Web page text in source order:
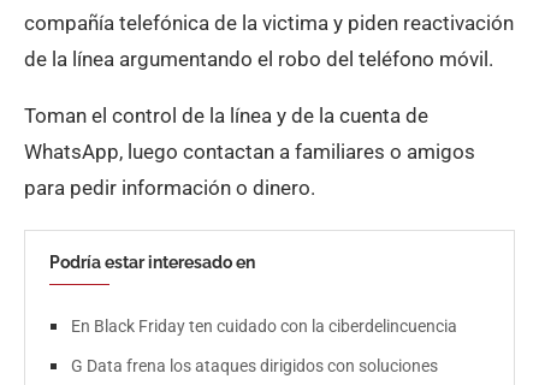
compañía telefónica de la victima y piden reactivación
de la línea argumentando el robo del teléfono móvil.
Toman el control de la línea y de la cuenta de
WhatsApp, luego contactan a familiares o amigos
para pedir información o dinero.
Podría estar interesado en
En Black Friday ten cuidado con la ciberdelincuencia
G Data frena los ataques dirigidos con soluciones